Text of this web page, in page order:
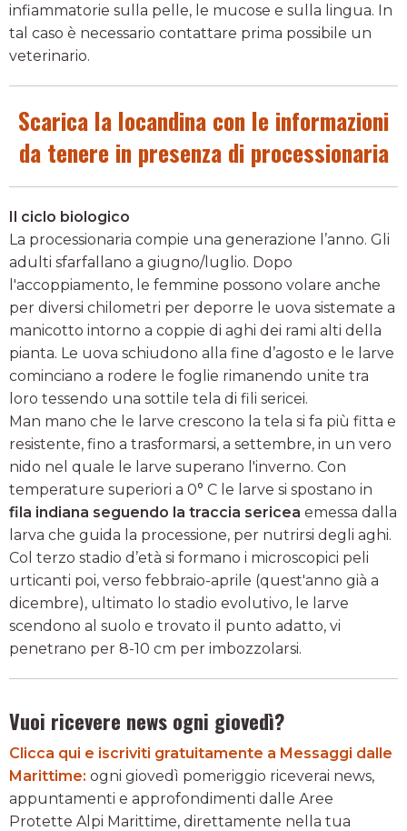
infiammatorie sulla pelle, le mucose e sulla lingua. In
tal caso è necessario contattare prima possibile un
veterinario.
Scarica la locandina con le informazioni
da tenere in presenza di processionaria
Il ciclo biologico
La processionaria compie una generazione l’anno. Gli
adulti sfarfallano a giugno/luglio. Dopo
l'accoppiamento, le femmine possono volare anche
per diversi chilometri per deporre le uova sistemate a
manicotto intorno a coppie di aghi dei rami alti della
pianta. Le uova schiudono alla fine d’agosto e le larve
cominciano a rodere le foglie rimanendo unite tra
loro tessendo una sottile tela di fili sericei.
Man mano che le larve crescono la tela si fa più fitta e
resistente, fino a trasformarsi, a settembre, in un vero
nido nel quale le larve superano l'inverno. Con
temperature superiori a 0° C le larve si spostano in
fila indiana seguendo la traccia sericea emessa dalla
larva che guida la processione, per nutrirsi degli aghi.
Col terzo stadio d’età si formano i microscopici peli
urticanti poi, verso febbraio-aprile (quest'anno già a
dicembre), ultimato lo stadio evolutivo, le larve
scendono al suolo e trovato il punto adatto, vi
penetrano per 8-10 cm per imbozzolarsi.
Vuoi ricevere news ogni giovedì?
Clicca qui e iscriviti gratuitamente a Messaggi dalle
Marittime: ogni giovedì pomeriggio riceverai news,
appuntamenti e approfondimenti dalle Aree
Protette Alpi Marittime, direttamente nella tua